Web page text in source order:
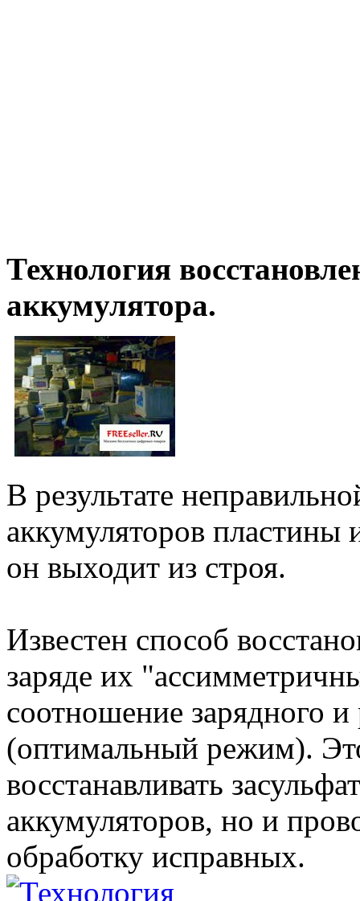
Технология
аккумулятора.
В результате
аккумуляторов пластины
он выходит из строя.
Известен способ
заряде их
соотношение зарядного
(оптимальный режим).
восстанавливать
аккумуляторов, но и
обработку исправных.